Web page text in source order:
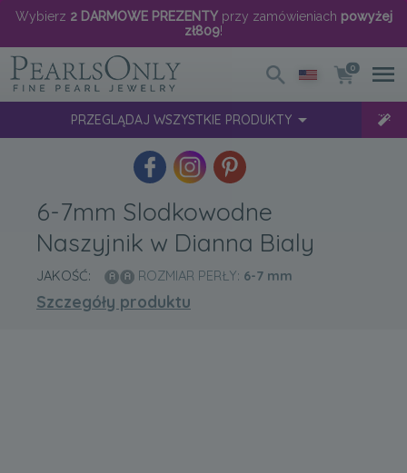
Wybierz 2 DARMOWE PREZENTYprzy zamówieniach powyżej
zł809!
0
PRZEGLĄDAJ WSZYSTKIE PRODUKTY
6-7mm Slodkowodne
Naszyjnik w Dianna Bialy
JAKOŚĆ: ROZMIAR PERŁY: 6-7 mm
Szczegóły produktu